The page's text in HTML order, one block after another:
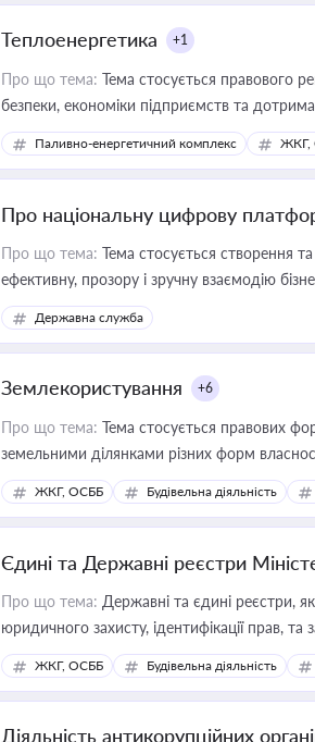
Теплоенергетика +1
Про що тема: Тема стосується правового
безпеки, економіки підприємств та
Паливно-енергетичний комплекс ЖКГ,
Про національну цифрову
Про що тема: Тема стосується створення
ефективну, прозору і зручну взаємодію
Державна служба
Землекористування +6
Про що тема: Тема стосується правових
земельними ділянками різних форм
ЖКГ, ОСББ Будівельна діяльність
Єдині та Державні реєстри
Про що тема: Державні та єдині реєстри,
юридичного захисту, ідентифікації прав, та
ЖКГ, ОСББ Будівельна діяльність
Діяльність антикорупційних